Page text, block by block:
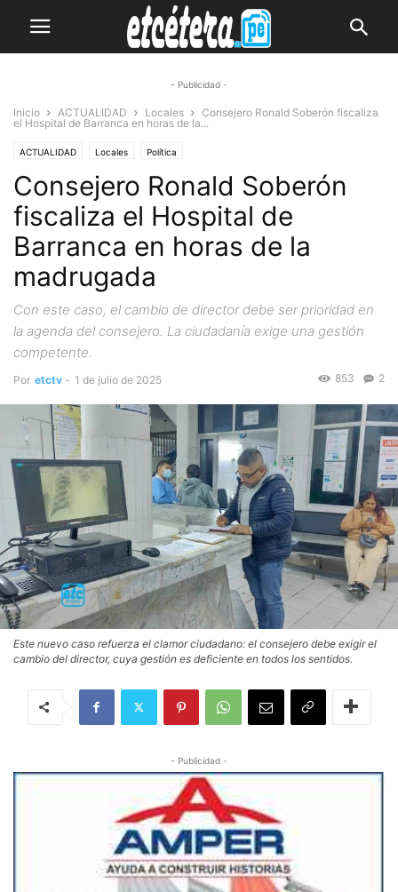
- Publicidad -
Inicio ACTUALIDAD Locales
Consejero Ronald Soberón fiscaliza
el Hospital de Barranca en horas de la...
ACTUALIDAD Locales Política
Consejero Ronald Soberón
fiscaliza el Hospital de
Barranca en horas de la
madrugada
Con este caso, el cambio de director debe ser prioridad en
la agenda del consejero. La ciudadanía exige una gestión
competente.
Por etctv - 1 de julio de 2025 2
853
Este nuevo caso refuerza el clamor ciudadano: el consejero debe exigir el
cambio del director, cuya gestión es deficiente en todos los sentidos.
- Publicidad -